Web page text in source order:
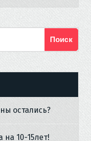
Поиск
остались?
10-15лет!